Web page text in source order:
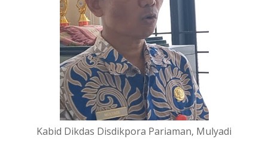
Kabid Dikdas Disdikpora Pariaman, Mulyadi